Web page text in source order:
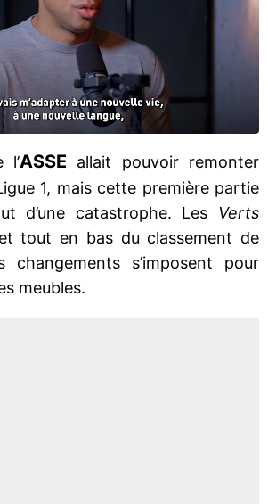
l’ASSE allait pouvoir remonter
1, mais cette première partie
d’une catastrophe. Les Verts
tout en bas du classement de
s’imposent pour
meubles.